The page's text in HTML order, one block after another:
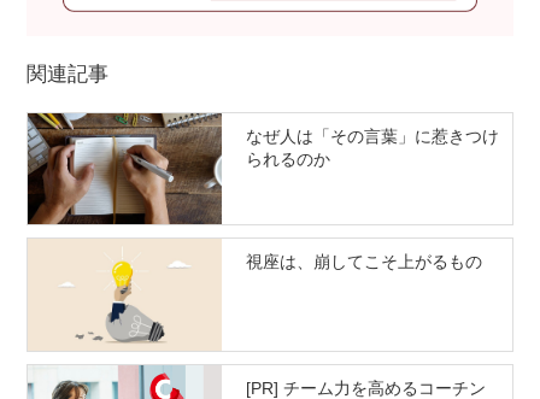
関連記事
なぜ人は「その言葉」に惹きつけ
られるのか
視座は、崩してこそ上がるもの
[PR] チーム力を高めるコーチン